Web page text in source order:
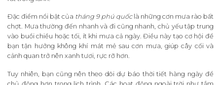
Đặc điểm nổi bật của tháng 9 phú quốclà những cơn mưa rào bất
chợt. Mưa thường đến nhanh và đi cũng nhanh, chủ yếu tập trung
vào buổi chiều hoặc tối, ít khi mưa cả ngày. Điều này tạo cơ hội để
bạn tận hưởng không khí mát mẻ sau cơn mưa, giúp cây cối và
cảnh quan trở nên xanh tươi, rực rỡ hơn.
Tuy nhiên, bạn cũng nên theo dõi dự báo thời tiết hàng ngày để